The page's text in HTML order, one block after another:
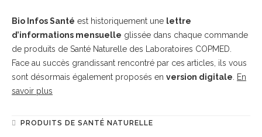
Bio Infos Santé est historiquement une lettre
d’informations mensuelle glissée dans chaque commande
de produits de Santé Naturelle des Laboratoires COPMED.
Face au succès grandissant rencontré par ces articles, ils vous
sont désormais également proposés en version digitale
En
savoir plus
PRODUITS DE SANTÉ NATURELLE